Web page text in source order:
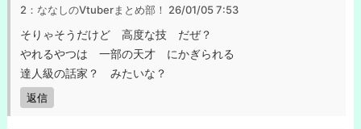
2：ななしのVtuberまとめ部！ 26/01/05 7:53
そりゃそうだけど 高度な技 だぜ？
やれるやつは 一部の天才 にかぎられる
達人級の話家？ みたいな？
返信